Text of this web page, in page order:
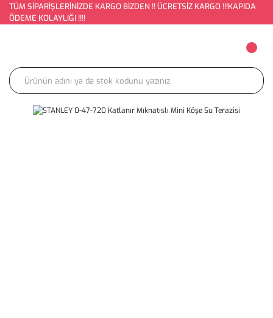
TÜM SİPARİŞLERİNİZDE KARGO BİZDEN !! ÜCRETSİZ KARGO !!!KAPIDA
ÖDEME KOLAYLIĞI !!!!